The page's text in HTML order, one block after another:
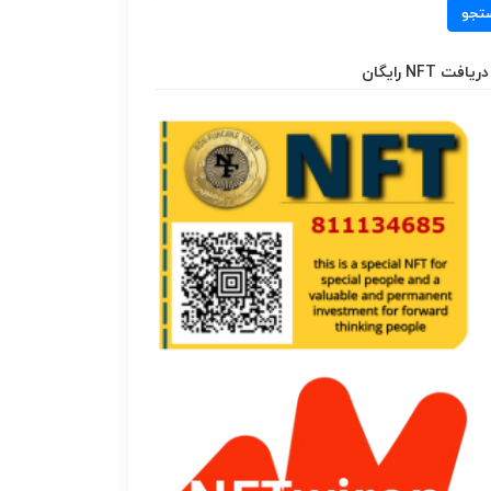
دریافت NFT رایگان